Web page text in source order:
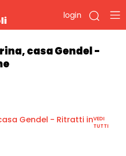
login
casa Gendel -
Gendel - Ritratti inVEDI
TUTTI